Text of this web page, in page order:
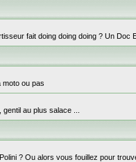
fait doing doing doing ? Un Doc
moto ou pas
au plus salace ...
? Ou alors vous fouillez pour